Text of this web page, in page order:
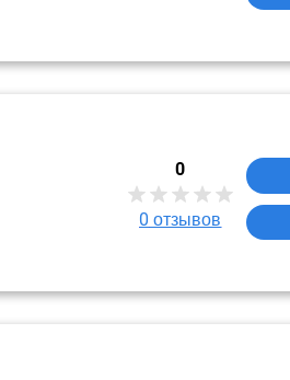
0
0 отзывов